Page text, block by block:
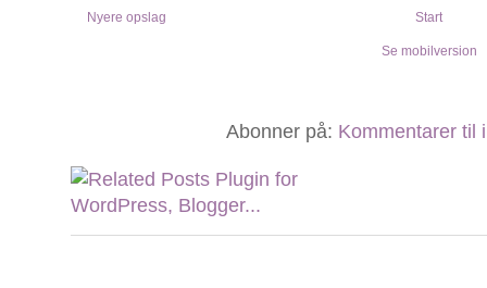
Nyere opslag Start
Se mobilversion
Abonner på: Kommentarer til